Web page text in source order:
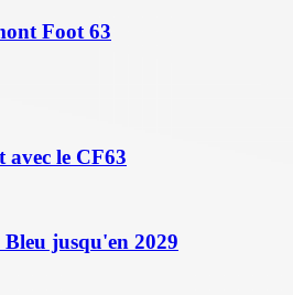
Foot 63
le CF63
jusqu'en 2029